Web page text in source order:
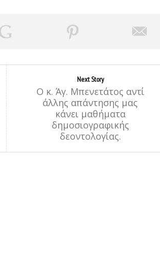
Next Story
Ο κ. Άγ. Μπενετάτος αντί
άλλης απάντησης μας
κάνει μαθήματα
δημοσιογραφικής
δεοντολογίας.